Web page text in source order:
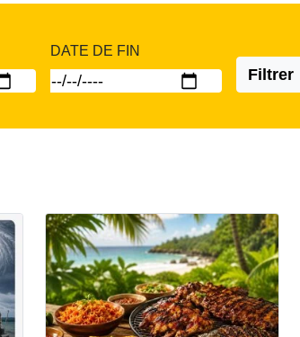
DATE DE FIN
Filtrer